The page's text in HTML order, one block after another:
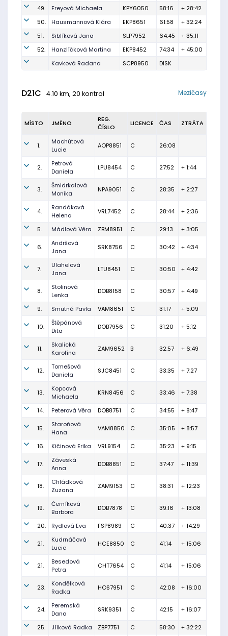
49.
Freyová Michaela KPY6050 58:16
+ 28:42
50.
Hausmannová Klára EKP8651 61:58
+ 32:24
51.
Siblíková Jana SLP7952 64:45
+ 35:11
52.
Hanzlíčková Martina EKP8452 74:34
+ 45:00
Kavková Radana
SCP8950 DISK
D21C 4.10 km, 20 kontrol Mezičasy
MÍSTO JMÉNO
REG.
ČÍSLO
LICENCE ČAS ZTRÁTA
1.
Machútová
Lucie
AOP8851 C 26:08
2.
Petrová
Daniela
LPU8454 C 27:52 + 1:44
3.
Šmidrkalová
Monika
NPA9051 C 28:35 + 2:27
4.
Randáková
Helena
VRL7452 C 28:44 + 2:36
5. Mádlová Věra ZBM8951 C 29:13 + 3:05
6.
Andršová
Jana
SRK8756 C 30:42 + 4:34
7.
Ulahelová
Jana
LTU8451 C 30:50 + 4:42
8.
Stolinová
Lenka
DOB8158 C 30:57 + 4:49
9. Smutná Pavla VAM8651 C 31:17 + 5:09
10.
Štěpánová
Dita
DOB7956 C 31:20 + 5:12
11.
Skalická
Karolína
ZAM9652 B 32:57 + 6:49
12.
Tomešová
Daniela
SJC8451 C 33:35 + 7:27
13.
Kopcová
Michaela
KRN8456 C 33:46 + 7:38
14. Peterová Věra DOB8751 C 34:55 + 8:47
15.
Staroňová
Hana
VAM8850 C 35:05 + 8:57
16. Kičinová Erika VRL9154 C 35:23 + 9:15
17.
Záveská
Anna
DOB8851 C 37:47 + 11:39
18.
Chládková
Zuzana
ZAM9153 C 38:31 + 12:23
19.
Černíková
Barbora
DOB7878 C 39:16 + 13:08
20. Rydlová Eva FSP8989 C 40:37 + 14:29
21.
Kudrnáčová
Lucie
HCE8850 C 41:14 + 15:06
21.
Besedová
Petra
CHT7654 C 41:14 + 15:06
23.
Kondělková
Radka
HOS7951 C 42:08 + 16:00
24.
Peremská
Dana
SRK9351 C 42:15 + 16:07
25. Jílková Radka ZBP7751 C 58:30
+ 32:22